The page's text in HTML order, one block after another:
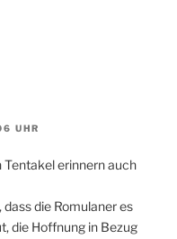
UHR
Tentakel erinnern auch
die Romulaner es
die Hoffnung in Bezug